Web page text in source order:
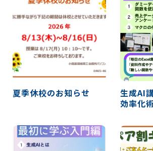
夏季休校のお知らせ
生成AI
効率化